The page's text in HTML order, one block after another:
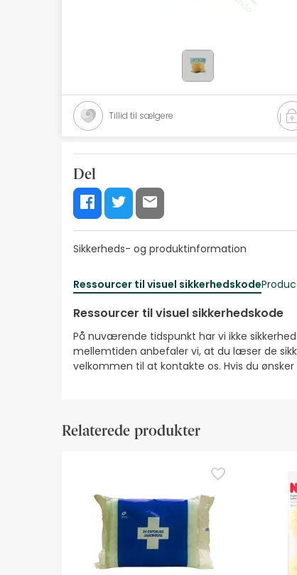
Bedste sælgere
Health Points
Tillid til sælgere
Del
Sikkerheds- og produktinformation
Ressourcer til visuel sikkerhedskode
Ressourcer til visuel sikkerhedskode
På nuværende tidspunkt har vi ikke
mellemtiden anbefaler vi, at du læser de
velkommen til at kontakte os. Hvis du
Relaterede produkter